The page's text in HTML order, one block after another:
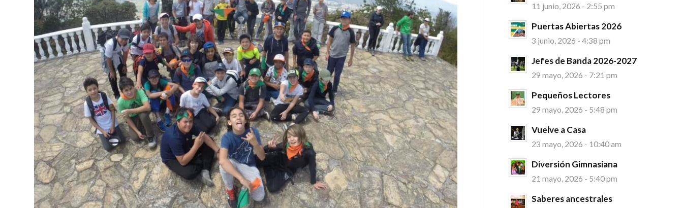
11 junio, 2026 - 2:55 pm
Puertas Abiertas 2026
3 junio, 2026 - 4:38 pm
Jefes de Banda 2026-2027
29 mayo, 2026 - 7:21 pm
Pequeños Lectores
29 mayo, 2026 - 5:48 pm
Vuelve a Casa
23 mayo, 2026 - 10:40 am
Diversión Gimnasiana
21 mayo, 2026 - 5:40 pm
Saberes ancestrales